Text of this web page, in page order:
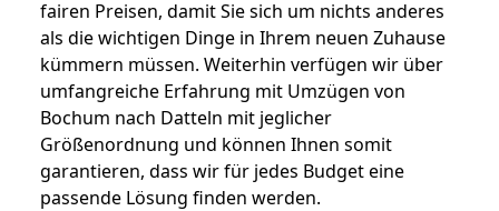
fairen Preisen, damit Sie sich um nichts anderes
als die wichtigen Dinge in Ihrem neuen Zuhause
kümmern müssen. Weiterhin verfügen wir über
umfangreiche Erfahrung mit Umzügen von
Bochum nach Datteln mit jeglicher
Größenordnung und können Ihnen somit
garantieren, dass wir für jedes Budget eine
passende Lösung finden werden.